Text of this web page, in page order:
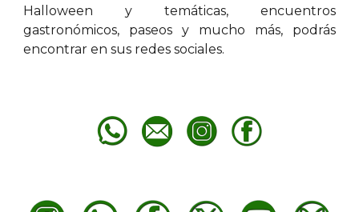
Halloween y temáticas, encuentros
gastronómicos, paseos y mucho más, podrás
encontrar en sus redes sociales.